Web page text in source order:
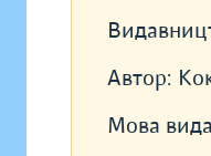
Автор:
Мова